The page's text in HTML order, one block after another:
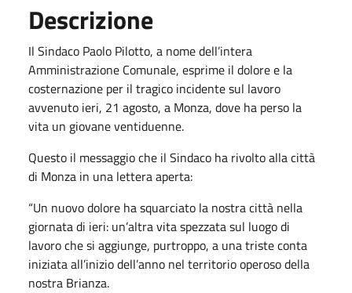
Descrizione
Il Sindaco Paolo Pilotto, a nome dell’intera
Amministrazione Comunale, esprime il dolore e la
costernazione per il tragico incidente sul lavoro
avvenuto ieri, 21 agosto, a Monza, dove ha perso la
vita un giovane ventiduenne.
Questo il messaggio che il Sindaco ha rivolto alla città
di Monza in una lettera aperta:
“Un nuovo dolore ha squarciato la nostra città nella
giornata di ieri: un’altra vita spezzata sul luogo di
lavoro che si aggiunge, purtroppo, a una triste conta
iniziata all’inizio dell’anno nel territorio operoso della
nostra Brianza.